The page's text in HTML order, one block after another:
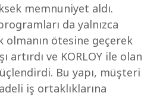
memnuniyet aldı.
da yalnızca
ötesine geçerek
artırdı ve KORLOY ile olan
Bu yapı, müşteri
iş ortaklıklarına